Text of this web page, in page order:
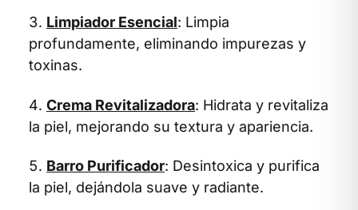
Limpiador Esencial: Limpia
profundamente, eliminando impurezas y
toxinas.
Crema Revitalizadora: Hidrata y revitaliza
la piel, mejorando su textura y apariencia.
Barro Purificador: Desintoxica y purifica
la piel, dejándola suave y radiante.